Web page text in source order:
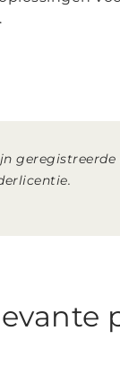
.
geregistreerde